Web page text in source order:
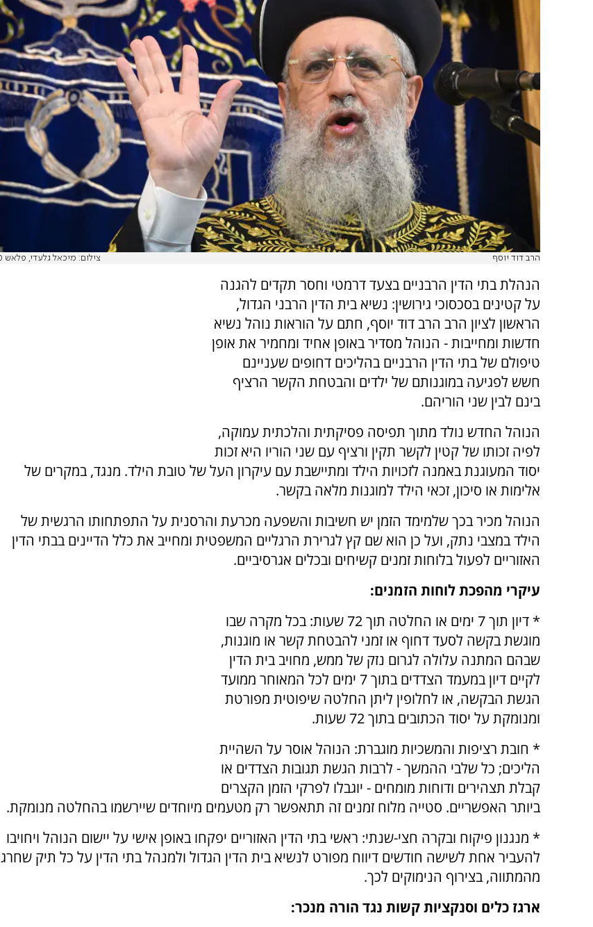
הרב דוד יוסף צילום: מיכאל גלעדי, פלאש 90
הנהלת בתי הדין הרבניים בצעד דרמטי וחסר תקדים להגנה
על קטינים בסכסוכי גירושין: נשיא בית הדין הרבני הגדול,
הראשון לציון הרב הרב דוד יוסף, חתם על הוראות נוהל נשיא
חדשות ומחייבות - הנוהל מסדיר באופן אחיד ומחמיר את אופן
טיפולם של בתי הדין הרבניים בהליכים דחופים שעניינם
חשש לפגיעה במוגנותם של ילדים והבטחת הקשר הרציף
בינם לבין שני הוריהם.
הנוהל החדש נולד מתוך תפיסה פסיקתית והלכתית עמוקה,
לפיה זכותו של קטין לקשר תקין ורציף עם שני הוריו היא זכות
יסוד המעוגנת באמנה לזכויות הילד ומתיישבת עם עיקרון העל של טובת הילד. מנגד, במקרים של
אלימות או סיכון, זכאי הילד למוגנות מלאה בקשר.
הנוהל מכיר בכך שלמימד הזמן יש חשיבות והשפעה מכרעת והרסנית על התפתחותו הרגשית של
הילד במצבי נתק, ועל כן הוא שם קץ לגרירת הרגליים המשפטית ומחייב את כלל הדיינים בבתי הדין
האזוריים לפעול בלוחות זמנים קשיחים ובכלים אגרסיביים.
עיקרי מהפכת לוחות הזמנים:
* דיון תוך 7 ימים או החלטה תוך 72 שעות: בכל מקרה שבו
מוגשת בקשה לסעד דחוף או זמני להבטחת קשר או מוגנות,
שבהם המתנה עלולה לגרום נזק של ממש, מחויב בית הדין
לקיים דיון במעמד הצדדים בתוך 7 ימים לכל המאוחר ממועד
הגשת הבקשה, או לחלופין ליתן החלטה שיפוטית מפורטת
ומנומקת על יסוד הכתובים בתוך 72 שעות.
* חובת רציפות והמשכיות מוגברת: הנוהל אוסר על השהיית
הליכים; כל שלבי ההמשך - לרבות הגשת תגובות הצדדים או
קבלת תצהירים ודוחות מומחים - יוגבלו לפרקי הזמן הקצרים
ביותר האפשריים. סטייה מלוח זמנים זה תתאפשר רק מטעמים מיוחדים שיירשמו בהחלטה מנומקת.
* מנגנון פיקוח ובקרה חצי-שנתי: ראשי בתי הדין האזוריים יפקחו באופן אישי על יישום הנוהל ויחויבו
להעביר אחת לשישה חודשים דיווח מפורט לנשיא בית הדין הגדול ולמנהל בתי הדין על כל תיק שחרג
מהמתווה, בצירוף הנימוקים לכך.
ארגז כלים וסנקציות קשות נגד הורה מנכר: